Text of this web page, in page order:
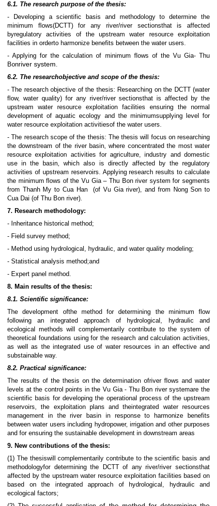
6.1. The research purpose of the thesis:
- Developing a scientific basis and methodology to determine the
minimum flows(DCTT) for any river/river sectionsthat is affected
byregulatory activities of the upstream water resource exploitation
facilities in orderto harmonize benefits between the water users.
- Applying for the calculation of minimum flows of the Vu Gia- Thu
Bonriver system.
6.2. The researchobjective and scope of the thesis:
- The research objective of the thesis: Researching on the DCTT (water
flow, water quality) for any river/river sectionsthat is affected by the
upstream water resource exploitation facilities ensuring the normal
development of aquatic ecology and the minimumsupplying level for
water resource exploitation activitiesof the water users.
- The research scope of the thesis: The thesis will focus on researching
the downstream of the river basin, where concentrated the most water
resource exploitation activities for agriculture, industry and domestic
use in the basin, which also is directly affected by the regulatory
activities of upstream reservoirs. Applying research results to calculate
the minimum flows of the Vu Gia – Thu Bon river system for segments
from Thanh My to Cua Han
(of Vu Gia river), and from Nong Son to
Cua Dai (of Thu Bon river).
7. Research methodology:
- Inheritance historical method;
- Field survey method;
- Method using hydrological, hydraulic, and water quality modeling;
- Statistical analysis method;and
- Expert panel method.
8. Main results of the thesis:
8.1. Scientific significance:
The development ofthe method for determining the minimum flow
following an integrated approach of hydrological, hydraulic and
ecological methods will complementarily contribute to the system of
theoretical foundations using for the research and calculation activities,
as well as the integrated use of water resources in an effective and
substainable way.
8.2. Practical significance:
The results of the thesis on the determination ofriver flows and water
levels at the control points in the Vu Gia - Thu Bon river systemare the
scientific basis for developing the operational process of the upstream
reservoirs, the exploitation plans and theintegrated water resources
management in the river basin in response to harmonize benefits
between water users including hydropower, irrigation and other purposes
and for ensuring the sustainable development in downstream areas
9. New contributions of the thesis:
(1) The thesiswill complementarily contribute to the scientific basis and
methodologyfor determining the DCTT of any river/river sectionsthat
affected by the upstream water resource exploitation facilities based on
based on the integrated approach of hydrological, hydraulic and
ecological factors;